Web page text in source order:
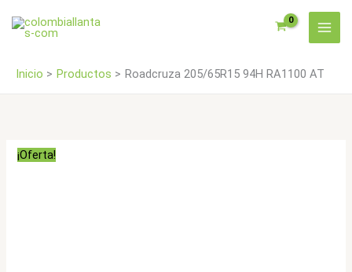
Inicio Productos Roadcruza 205/65R15 94H RA1100 AT
¡Oferta!
cantidad